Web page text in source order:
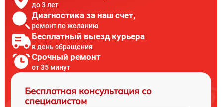
до 3 лет
Диагностика за наш счет,
ремонт по желанию
Бесплатный выезд курьера
в день обращения
Срочный ремонт
от 35 минут
Бесплатная консультация со
специалистом